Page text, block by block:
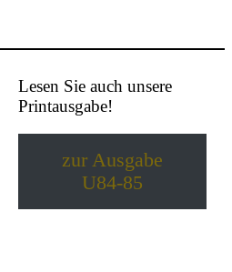
Lesen Sie auch unsere
Printausgabe!
zur Ausgabe
U84-85